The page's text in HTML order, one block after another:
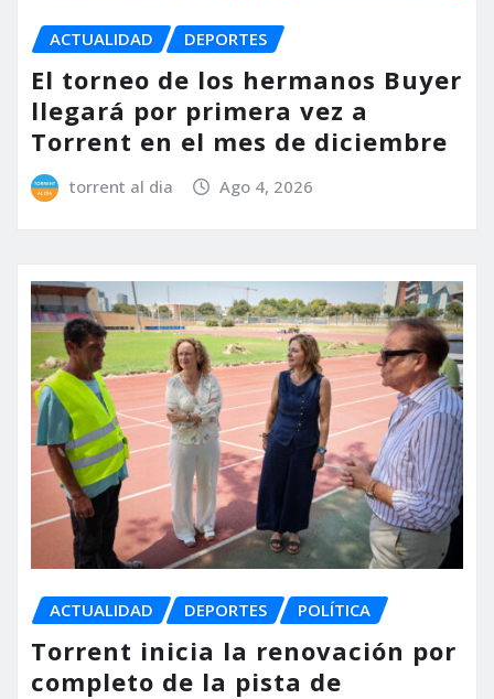
ACTUALIDAD DEPORTES
El torneo de los hermanos Buyer
llegará por primera vez a
Torrent en el mes de diciembre
torrent al dia Ago 4, 2026
ACTUALIDAD DEPORTES POLÍTICA
Torrent inicia la renovación por
completo de la pista de